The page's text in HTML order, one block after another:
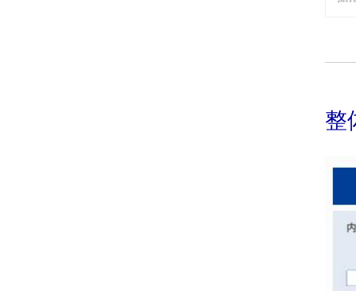
整